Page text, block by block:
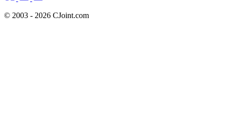
© 2003 - 2026 CJoint.com